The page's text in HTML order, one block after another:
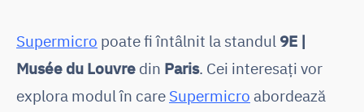
Supermicro poate fi întâlnit la standul 9E |
Musée du Louvre din Paris. Cei interesați vor
explora modul în care Supermicro abordează